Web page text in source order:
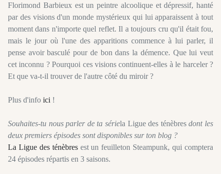
Florimond Barbieux est un peintre alcoolique et dépressif, hanté
par des visions d'un monde mystérieux qui lui apparaissent à tout
moment dans n'importe quel reflet. Il a toujours cru qu'il était fou,
mais le jour où l'une des apparitions commence à lui parler, il
pense avoir basculé pour de bon dans la démence. Que lui veut
cet inconnu ? Pourquoi ces visions continuent-elles à le harceler ?
Et que va-t-il trouver de l'autre côté du miroir ?
Plus d'info ici !
Souhaites-tu nous parler de ta sériela Ligue des ténèbresdont les
deux premiers épisodes sont disponibles sur ton blog ?
La Ligue des ténèbresest un feuilleton Steampunk, qui comptera
24 épisodes répartis en 3 saisons.